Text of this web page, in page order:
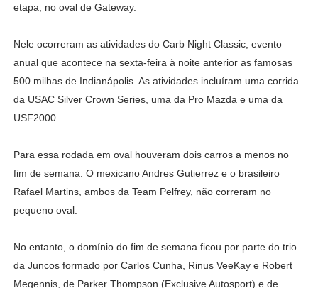
etapa, no oval de Gateway.
Nele ocorreram as atividades do Carb Night Classic, evento
anual que acontece na sexta-feira à noite anterior as famosas
500 milhas de Indianápolis. As atividades incluíram uma corrida
da USAC Silver Crown Series, uma da Pro Mazda e uma da
USF2000.
Para essa rodada em oval houveram dois carros a menos no
fim de semana. O mexicano Andres Gutierrez e o brasileiro
Rafael Martins, ambos da Team Pelfrey, não correram no
pequeno oval.
No entanto, o domínio do fim de semana ficou por parte do trio
da Juncos formado por Carlos Cunha, Rinus VeeKay e Robert
Megennis, de Parker Thompson (Exclusive Autosport) e de